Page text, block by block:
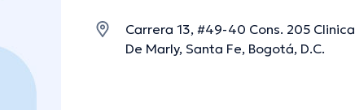
Carrera 13, #49-40 Cons. 205 Clinica
De Marly, Santa Fe, Bogotá, D.C.